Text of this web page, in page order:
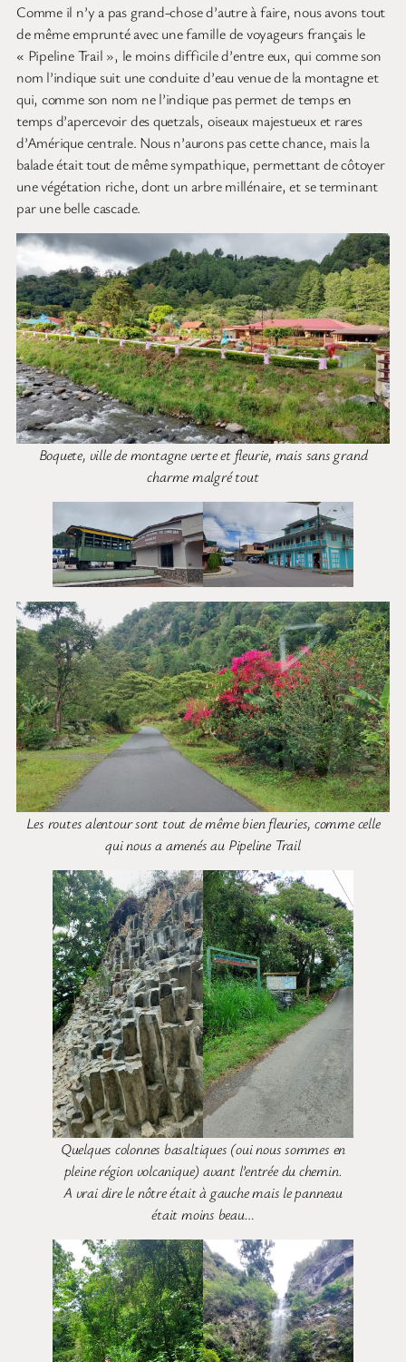
Comme il n’y a pas grand-chose d’autre à faire, nous avons tout
de même emprunté avec une famille de voyageurs français le
« Pipeline Trail », le moins difficile d’entre eux, qui comme son
nom l’indique suit une conduite d’eau venue de la montagne et
qui, comme son nom ne l’indique pas permet de temps en
temps d’apercevoir des quetzals, oiseaux majestueux et rares
d’Amérique centrale. Nous n’aurons pas cette chance, mais la
balade était tout de même sympathique, permettant de côtoyer
une végétation riche, dont un arbre millénaire, et se terminant
par une belle cascade.
Boquete, ville de montagne verte et fleurie, mais sans grand
charme malgré tout
Les routes alentour sont tout de même bien fleuries, comme celle
qui nous a amenés au Pipeline Trail
Quelques colonnes basaltiques (oui nous sommes en
pleine région volcanique) avant l’entrée du chemin.
A vrai dire le nôtre était à gauche mais le panneau
était moins beau…